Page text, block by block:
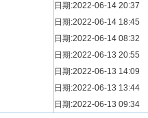
[ 族谱知识 ] 修族谱的用字
日期:2022-06-14 20:37
[ 族谱知识 ] 一元等于多少
日期:2022-06-14 18:45
[ 散文随笔 ] 写给远在天
日期:2022-06-14 08:32
[ 宗亲新闻 ] 关于“金鸡落
日期:2022-06-13 20:55
[ 庙堂宗祠 ] 洽礼祖祠
日期:2022-06-13 14:09
[ 庙堂宗祠 ] 京华胡氏二世
日期:2022-06-13 13:44
[ 庙堂宗祠 ] 祖祠、家庙
日期:2022-06-13 09:34